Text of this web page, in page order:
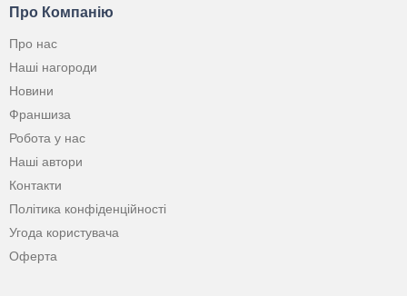
Про Компанію
Про нас
Наші нагороди
Новини
Франшиза
Робота у нас
Наші автори
Контакти
Політика конфіденційності
Угода користувача
Оферта